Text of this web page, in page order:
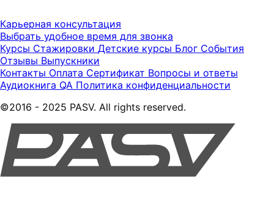
Карьерная консультация
Выбрать удобное время для звонка
Курсы Стажировки Детские курсы Блог События
Отзывы Выпускники
Контакты Оплата Сертификат Вопросы и ответы
Аудиокнига QA Политика конфиденциальности
©2016 - 2025 PASV. All rights reserved.